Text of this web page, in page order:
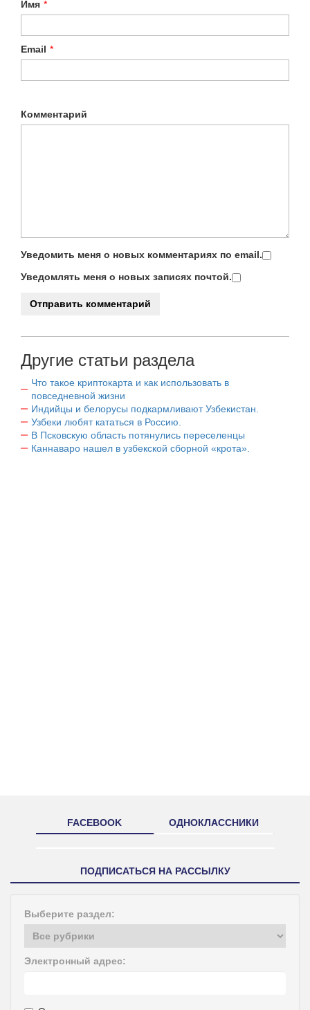
Имя *
Email *
Комментарий
Уведомить меня о новых комментариях по email.
Уведомлять меня о новых записях почтой.
Другие статьи раздела
Что такое криптокарта и как использовать в
повседневной жизни
Индийцы и белорусы подкармливают Узбекистан.
Узбеки любят кататься в Россию.
В Псковскую область потянулись переселенцы
Каннаваро нашел в узбекской сборной «крота».
FACEBOOK ОДНОКЛАССНИКИ
ПОДПИСАТЬСЯ НА РАССЫЛКУ
Выберите раздел:
Электронный адрес: